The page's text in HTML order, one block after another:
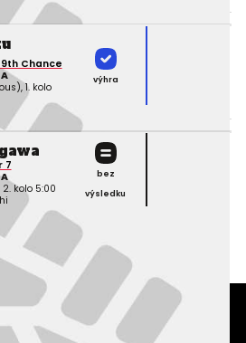
Chance
1. kolo
výhra
7
kolo 5:00
bez
výsledku
webového rozhraní